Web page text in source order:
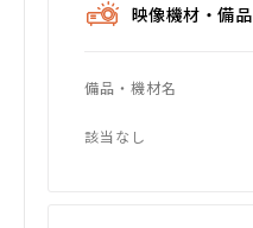
映像機材・備品
備品・機材名
該当なし